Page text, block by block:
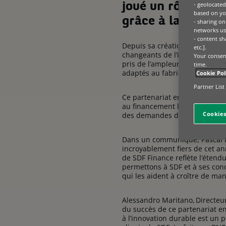
joué un rôle
grâce à la
Depuis sa création, SDF
changeants de l’industrie
pris de l’ampleur et
adaptés au fabricant, à son
Ce partenariat entre la
au financement les plus
des demandes des clients et
Dans un communiqué, Pascal
incroyablement fiers de cet
de SDF Finance reflète
permettons à SDF et à ses
qui les aident à croître de
Alessandro Maritano,
du succès de ce partenariat
à l’innovation durable est un
-
based on
- sharing
networks
- content
etc.].
Your
time.
Cookie
Partner List